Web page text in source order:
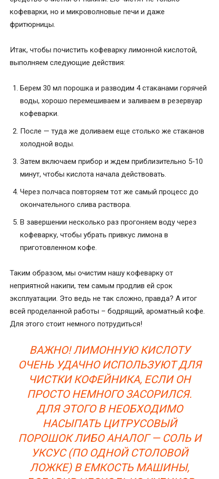
кофеварки, но и микроволновые печи и даже
фритюрницы.
Итак, чтобы почистить кофеварку лимонной кислотой,
выполняем следующие действия:
Берем 30 мл порошка и разводим 4 стаканами горячей
воды, хорошо перемешиваем и заливаем в резервуар
кофеварки.
После — туда же доливаем еще столько же стаканов
холодной воды.
Затем включаем прибор и ждем приблизительно 5-10
минут, чтобы кислота начала действовать.
Через полчаса повторяем тот же самый процесс до
окончательного слива раствора.
В завершении несколько раз прогоняем воду через
кофеварку, чтобы убрать привкус лимона в
приготовленном кофе.
Таким образом, мы очистим нашу кофеварку от
неприятной накипи, тем самым продлив ей срок
эксплуатации. Это ведь не так сложно, правда? А итог
всей проделанной работы – бодрящий, ароматный кофе.
Для этого стоит немного потрудиться!
ВАЖНО! ЛИМОННУЮ КИСЛОТУ
ОЧЕНЬ УДАЧНО ИСПОЛЬЗУЮТ ДЛЯ
ЧИСТКИ КОФЕЙНИКА, ЕСЛИ ОН
ПРОСТО НЕМНОГО ЗАСОРИЛСЯ.
ДЛЯ ЭТОГО В НЕОБХОДИМО
НАСЫПАТЬ ЦИТРУСОВЫЙ
ПОРОШОК ЛИБО АНАЛОГ — СОЛЬ И
УКСУС (ПО ОДНОЙ СТОЛОВОЙ
ЛОЖКЕ) В ЕМКОСТЬ МАШИНЫ,